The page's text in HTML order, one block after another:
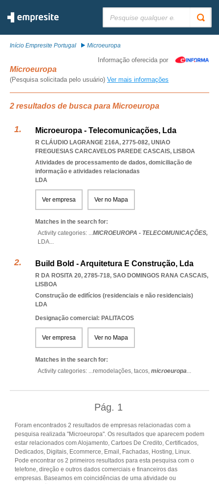
Início Empresite Portugal Microeuropa
Informação oferecida por
Microeuropa
(Pesquisa solicitada pelo usuário) Ver mais informações
2 resultados de busca para Microeuropa
Microeuropa - Telecomunicações, Lda
R CLÁUDIO LAGRANGE 216A, 2775-082, UNIAO
FREGUESIAS CARCAVELOS PAREDE CASCAIS, LISBOA
Atividades de processamento de dados, domiciliação de
informação e atividades relacionadas
LDA
Ver empresa Ver no Mapa
Matches in the search for:
Activity categories: ...MICROEUROPA - TELECOMUNICAÇÕES,
LDA...
Build Bold - Arquitetura E Construção, Lda
R DA ROSITA 20, 2785-718, SAO DOMINGOS RANA CASCAIS,
LISBOA
Construção de edifícios (residenciais e não residenciais)
LDA
Designação comercial: PALITACOS
Ver empresa Ver no Mapa
Matches in the search for:
Activity categories: ...remodelações, tacos, microeuropa...
Pág. 1
Foram encontrados 2 resultados de empresas relacionadas com a
pesquisa realizada "Microeuropa". Os resultados que aparecem podem
estar relacionados com Alojamento, Cartoes De Credito, Certificados,
Dedicados, Digitais, Ecommerce, Email, Fachadas, Hosting, Linux.
Pode encontrar os 2 primeiros resultados para esta pesquisa com o
telefone, direção e outros dados comerciais e financeiros das
empresas. Baseamos em coincidências de uma atividade ou